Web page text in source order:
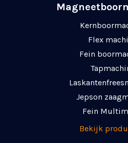
Flex
Fein
Jepson
Fein
Bekijk